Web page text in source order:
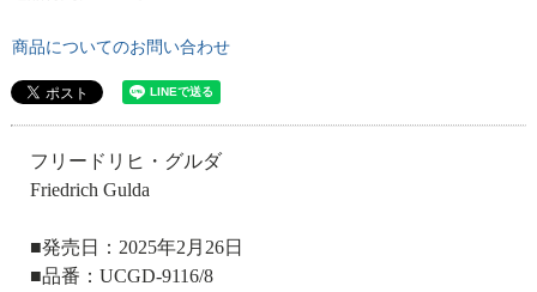
商品についてのお問い合わせ
フリードリヒ・グルダ
Friedrich Gulda
■発売日：2025年2月26日
■品番：UCGD-9116/8